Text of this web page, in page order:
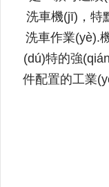
洗車機(jī)，
洗車作業(yè).
(dú)特的強
件配置的工業